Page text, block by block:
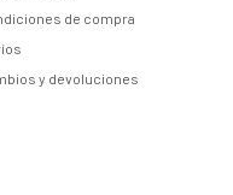
de compra
y devoluciones